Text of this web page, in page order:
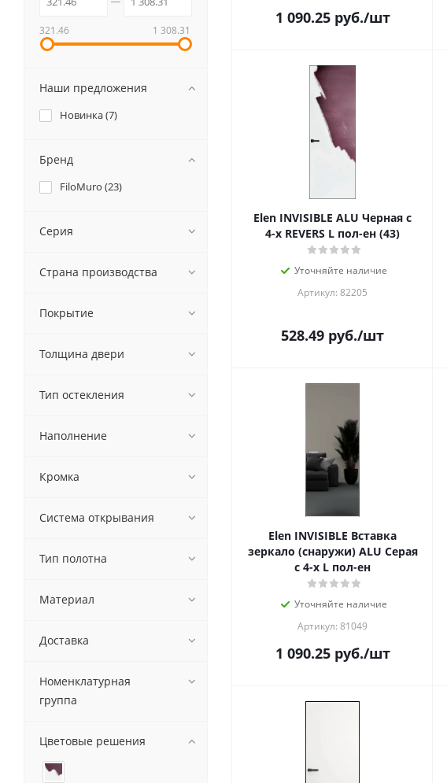
1 090.25руб./шт
Elen INVISIBLE ALU Черная с
4-х REVERS L пол-ен (43)
Уточняйте наличие
Артикул: 82205
528.49 руб./шт
Elen INVISIBLE Вставка
зеркало (снаружи) ALU Серая
с 4-х L пол-ен
Уточняйте наличие
Артикул: 81049
1 090.25руб./шт
321.46 1 308.31
Наши предложения
Новинка (7)
Бренд
FiloMuro (23)
Серия
Страна производства
Покрытие
Толщина двери
Тип остекления
Наполнение
Кромка
Система открывания
Тип полотна
Материал
Доставка
Номенклатурная
группа
Цветовые решения